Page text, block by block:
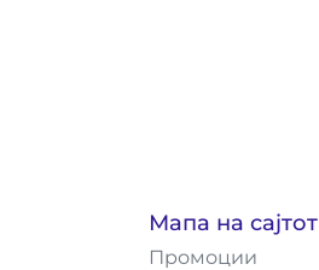
Мапа на сајтот
Промоции